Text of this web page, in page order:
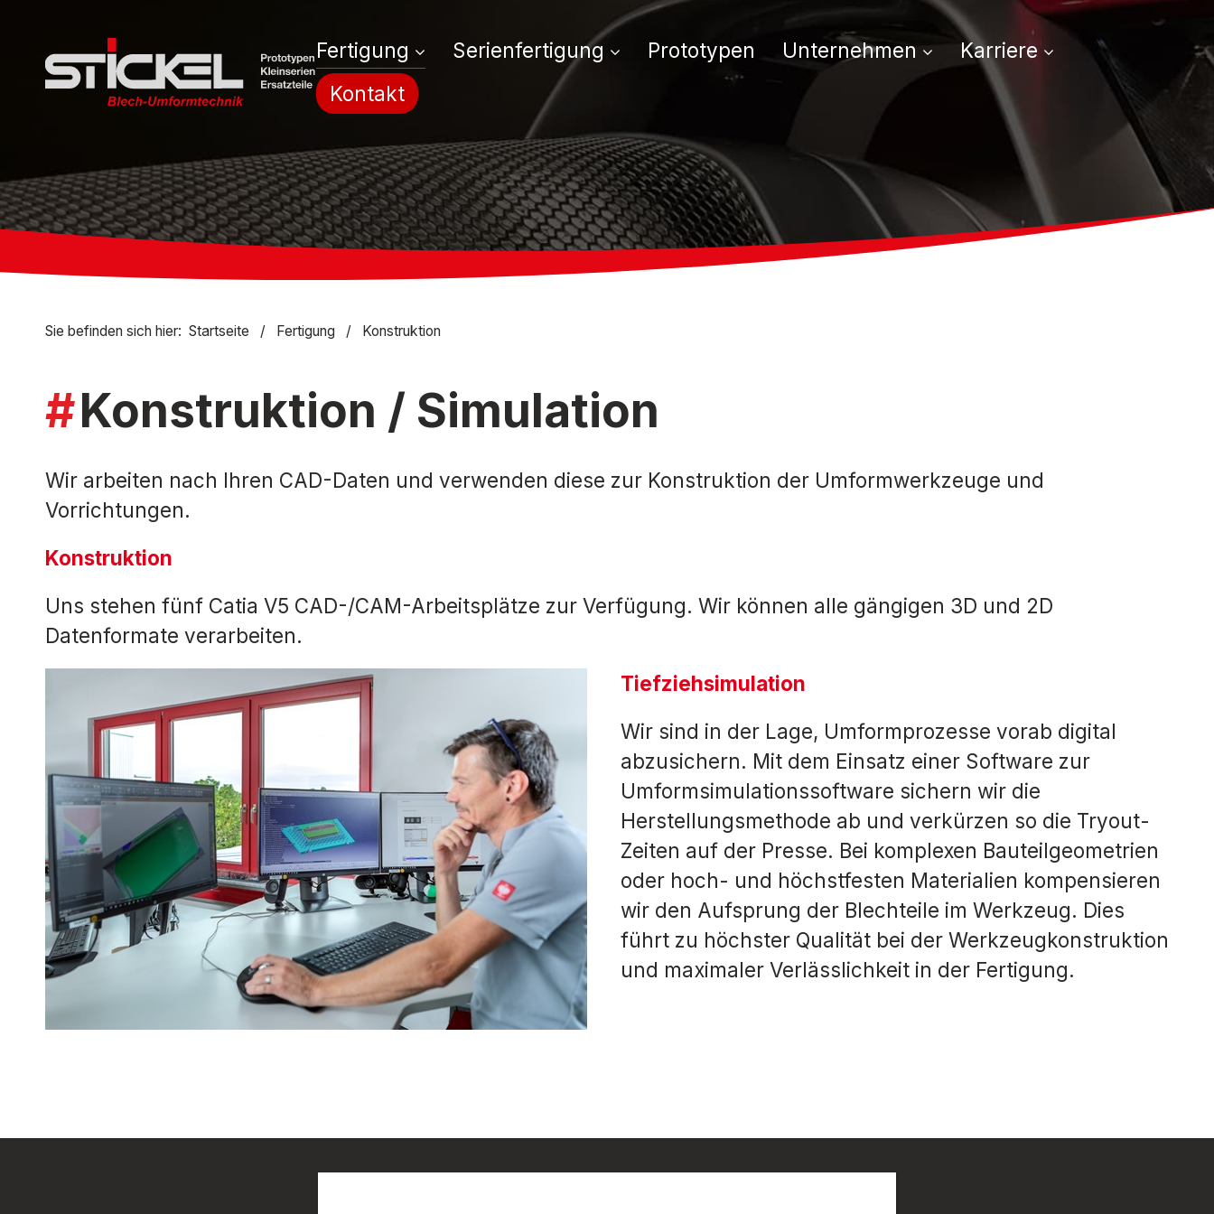
Fertigung Serienfertigung Prototypen Unternehmen
Karriere
Kontakt
Sie befinden sich hier: Startseite / Fertigung / Konstruktion
Konstruktion / Simulation
Wir arbeiten nach Ihren CAD-Daten und verwenden diese zur Konstruktion der Umformwerkzeuge und
Vorrichtungen.
Konstruktion
Uns stehen fünf Catia V5 CAD-/CAM-Arbeitsplätze zur Verfügung. Wir können alle gängigen 3D und 2D
Datenformate verarbeiten.
Tiefziehsimulation
Wir sind in der Lage, Umformprozesse vorab digital
abzusichern. Mit dem Einsatz einer Software zur
Umformsimulationssoftware sichern wir die
Herstellungsmethode ab und verkürzen so die Tryout-
Zeiten auf der Presse. Bei komplexen Bauteilgeometrien
oder hoch- und höchstfesten Materialien kompensieren
wir den Aufsprung der Blechteile im Werkzeug. Dies
führt zu höchster Qualität bei der Werkzeugkonstruktion
und maximaler Verlässlichkeit in der Fertigung.